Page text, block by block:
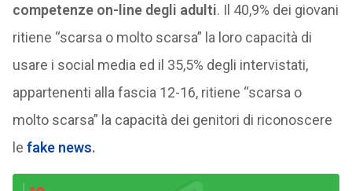
competenze on-line degli adulti. Il 40,9% dei giovani
ritiene “scarsa o molto scarsa” la loro capacità di
usare i social media ed il 35,5% degli intervistati,
appartenenti alla fascia 12-16, ritiene “scarsa o
molto scarsa” la capacità dei genitori di riconoscere
le fake news.